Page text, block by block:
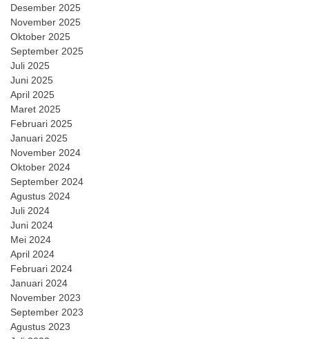
Desember 2025
November 2025
Oktober 2025
September 2025
Juli 2025
Juni 2025
April 2025
Maret 2025
Februari 2025
Januari 2025
November 2024
Oktober 2024
September 2024
Agustus 2024
Juli 2024
Juni 2024
Mei 2024
April 2024
Februari 2024
Januari 2024
November 2023
September 2023
Agustus 2023